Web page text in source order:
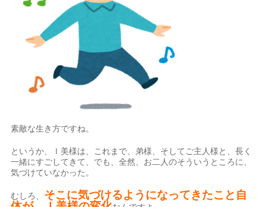
素敵な生き方ですね。
というか、Ｉ美様は、これまで、弟様、そしてご主人様と、長く
一緒にすごしてきて、でも、全然、お二人のそういうところに、
気づけていなかった。
むしろ、 そこに気づけるようになってきたこと自